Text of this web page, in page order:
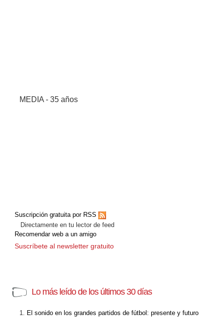
MEDIA - 35 años
Suscripción gratuita por RSS
Directamente en tu lector de feed
Recomendar web a un amigo
Suscríbete al newsletter gratuito
Lo más leído de los últimos 30 días
El sonido en los grandes partidos de fútbol: presente y futuro